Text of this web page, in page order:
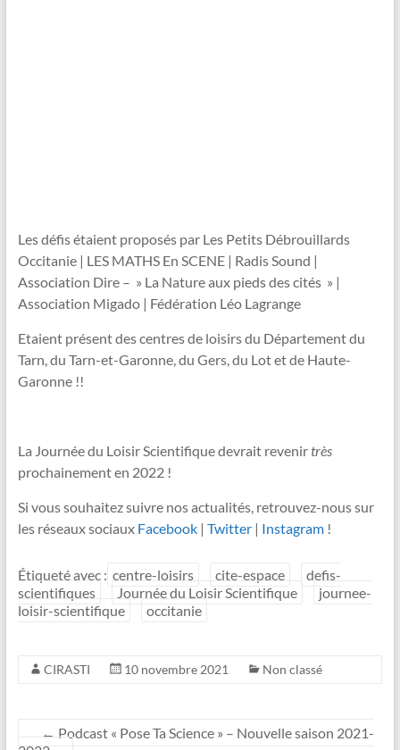
Les défis étaient proposés par Les Petits Débrouillards
Occitanie | LES MATHS En SCENE | Radis Sound |
Association Dire – » La Nature aux pieds des cités » |
Association Migado | Fédération Léo Lagrange
Etaient présent des centres de loisirs du Département du
Tarn, du Tarn-et-Garonne, du Gers, du Lot et de Haute-
Garonne !!
La Journée du Loisir Scientifique devrait revenirtrès
prochainement en 2022 !
Si vous souhaitez suivre nos actualités, retrouvez-nous sur
les réseaux sociaux Facebook| Twitter| Instagram!
Étiqueté avec : centre-loisirs cite-espace
defis-
scientifiques
Journée du Loisir Scientifique
journee-
loisir-scientifique
occitanie
CIRASTI 10 novembre 2021 Non classé
← Podcast « Pose Ta Science » – Nouvelle saison 2021-